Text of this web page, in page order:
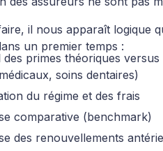
il nous apparaît logique
un premier temps :
des primes théoriques
soins dentaires)
du régime et des frais
comparative (benchmark)
des renouvellements